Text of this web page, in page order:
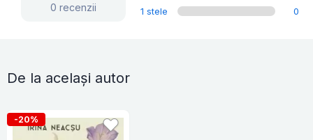
0 recenzii
1 stele
0
De la același autor
-20%